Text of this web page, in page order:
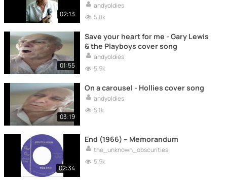
02:13
andyoldies
5,8k
01:55
Save your heart for me - Gary Lewis
& the Playboys cover song
andyoldies
5,9k
03:19
On a carousel - Hollies cover song
andyoldies
5,1k
02:34
End (1966) -- Memorandum
the_unknown_obscurities
5,9k